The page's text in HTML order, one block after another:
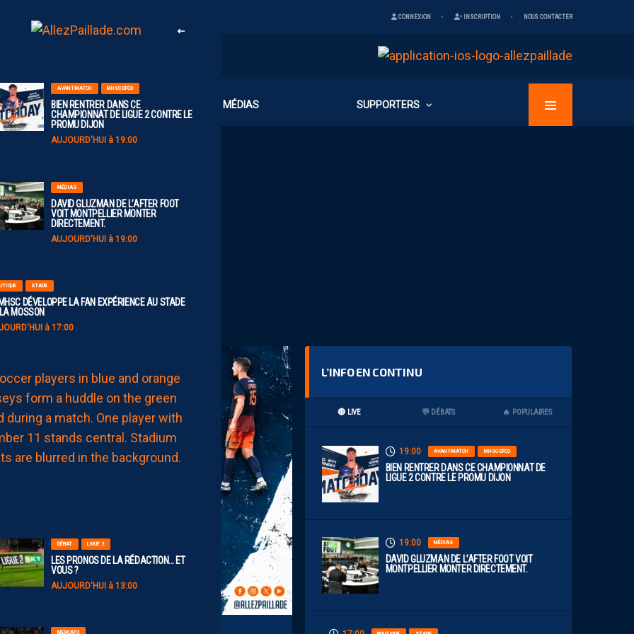
CONNEXION INSCRIPTION NOUS CONTACTER
CLUB MÉDIAS SUPPORTERS
AVANT-MATCH MHSC-DFCO
BIEN RENTRER DANS CE
CHAMPIONNAT DE LIGUE 2 CONTRE LE
PROMU DIJON
AUJOURD'HUI à 19:00
MÉDIAS
DAVID GLUZMAN DE L’AFTER FOOT
VOIT MONTPELLIER MONTER
DIRECTEMENT.
AUJOURD'HUI à 19:00
STADE
DÉVELOPPE LA FAN EXPÉRIENCE AU STADE
MOSSON
à 17:00
NOUVEAUX
NUMÉROS
PAILLADINS
AUJOURD'HUI
DÉBAT LIGUE 2
LES PRONOS DE LA RÉDACTION… ET
VOUS ?
AUJOURD'HUI à 13:00
MERCATO
L’INFO EN CONTINU
🔴 LIVE 💬 DÉBATS 🔥 POPULAIRES
19:00 AVANT-MATCH MHSC-DFCO
BIEN RENTRER DANS CE CHAMPIONNAT DE
LIGUE 2 CONTRE LE PROMU DIJON
19:00 MÉDIAS
DAVID GLUZMAN DE L’AFTER FOOT VOIT
MONTPELLIER MONTER DIRECTEMENT.